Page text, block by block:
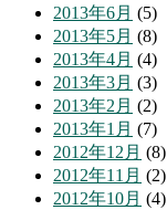
2013年6月 (5)
2013年5月 (8)
2013年4月 (4)
2013年3月 (3)
2013年2月 (2)
2013年1月 (7)
2012年12月 (8)
2012年11月 (2)
2012年10月 (4)